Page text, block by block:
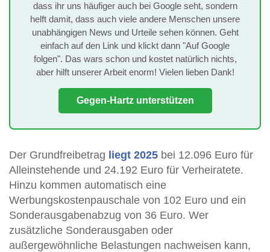
dass ihr uns häufiger auch bei Google seht, sondern
helft damit, dass auch viele andere Menschen unsere
unabhängigen News und Urteile sehen können. Geht
einfach auf den Link und klickt dann "Auf Google
folgen". Das wars schon und kostet natürlich nichts,
aber hilft unserer Arbeit enorm! Vielen lieben Dank!
Gegen-Hartz unterstützen
Der Grundfreibetrag liegt 2025 bei 12.096 Euro für
Alleinstehende und 24.192 Euro für Verheiratete.
Hinzu kommen automatisch eine
Werbungskostenpauschale von 102 Euro und ein
Sonderausgabenabzug von 36 Euro. Wer
zusätzliche Sonderausgaben oder
außergewöhnliche Belastungen nachweisen kann,